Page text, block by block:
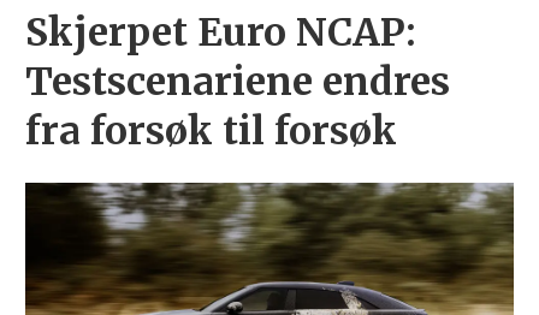
Skjerpet Euro NCAP:
Testscenariene endres
fra forsøk til forsøk